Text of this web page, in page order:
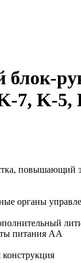
блок-
7, K-5,
повышающий
органы
питания АА